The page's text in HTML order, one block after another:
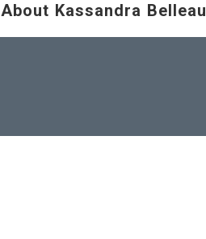
About Kassandra Belleau